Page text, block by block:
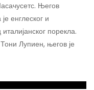
Његов
енглеског и
порекла.
Лупиен, његов је